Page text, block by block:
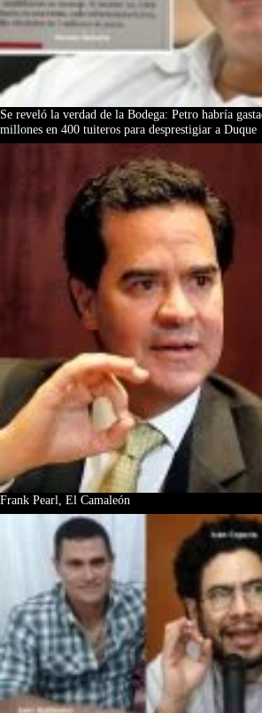
Se reveló la verdad de la Bodega: Petro habría
millones en 400 tuiteros para desprestigiar a Duque
Frank Pearl, El Camaleón